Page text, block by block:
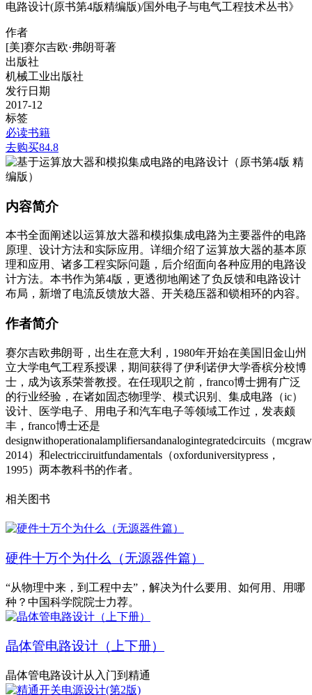
电路设计(原书第4版精编版)/国外电子与电气工程技术丛书》
作者
[美]赛尔吉欧·弗朗哥著
出版社
机械工业出版社
发行日期
2017-12
标签
必读书籍
去购买84.8
内容简介
本书全面阐述以运算放大器和模拟集成电路为主要器件的电路
原理、设计方法和实际应用。详细介绍了运算放大器的基本原
理和应用、诸多工程实际问题，后介绍面向各种应用的电路设
计方法。本书作为第4版，更透彻地阐述了负反馈和电路设计
布局，新增了电流反馈放大器、开关稳压器和锁相环的内容。
作者简介
赛尔吉欧弗朗哥，出生在意大利，1980年开始在美国旧金山州
立大学电气工程系授课，期间获得了伊利诺伊大学香槟分校博
士，成为该系荣誉教授。在任现职之前，franco博士拥有广泛
的行业经验，在诸如固态物理学、模式识别、集成电路（ic）
设计、医学电子、用电子和汽车电子等领域工作过，发表颇
丰，franco博士还是
designwithoperationalamplifiersandanalogintegratedcircuits（
2014）和electricciruitfundamentals（oxforduniversitypress，
1995）两本教科书的作者。
相关图书
硬件十万个为什么（无源器件篇）
“从物理中来，到工程中去”，解决为什么要用、如何用、用哪
种？中国科学院院士力荐。
晶体管电路设计（上下册）
晶体管电路设计从入门到精通